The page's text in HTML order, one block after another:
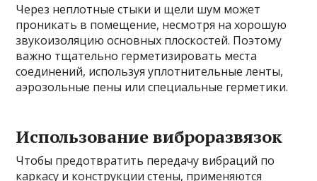
Через неплотные стыки и щели шум может
проникать в помещение, несмотря на хорошую
звукоизоляцию основных плоскостей. Поэтому
важно тщательно герметизировать места
соединений, используя уплотнительные ленты,
аэрозольные пены или специальные герметики.
Использование виброразвязок
Чтобы предотвратить передачу вибраций по
каркасу и конструкции стены, применяются